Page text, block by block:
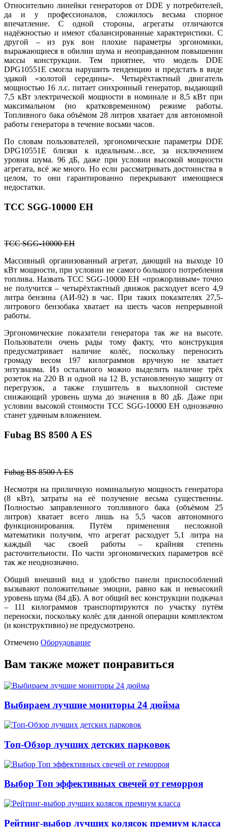
Относительно линейки генераторов от DDE у потребителей,
да и у профессионалов, сложилось весьма спорное
впечатление. С одной стороны, агрегаты отличаются
надёжностью и имеют сбалансированные характеристики. С
другой – из рук вон плохие параметры эргономики,
выражающиеся в обилии шума и неоправданном повышении
массы конструкции. Тем приятнее, что модель DDE
DPG10551E смогла нарушить тенденцию и предстать в виде
эдакой «золотой середины». Четырёхтактный двигатель
мощностью 16 л.с. питает синхронный генератор, выдающий
7,5 кВт электрической мощности в номинале и 8,5 кВт при
максимальном (но кратковременном) режиме работы.
Топливного бака объёмом 28 литров хватает для автономной
работы генератора в течение восьми часов.
По словам пользователей, эргономические параметры DDE
DPG10551E близки к идеальным…все, за исключением
уровня шума. 96 дБ, даже при условии высокой мощности
агрегата, всё же много. Но если рассматривать достоинства в
целом, то они гарантированно перекрывают имеющиеся
недостатки.
ТСС SGG-10000 EH
ТСС SGG-10000 EH
Массивный организованный агрегат, дающий на выходе 10
кВт мощности, при условии не самого большого потребления
топлива. Назвать ТСС SGG-10000 EH «прожорливым» точно
не получится – четырёхтактный движок расходует всего 4,9
литра бензина (АИ-92) в час. При таких показателях 27,5-
литрового бензобака хватает на шесть часов непрерывной
работы.
Эргономические показатели генератора так же на высоте.
Пользователи очень рады тому факту, что конструкция
предусматривает наличие колёс, поскольку переносить
громаду весом 197 килограммов вручную не хватает
энтузиазма. Из остального можно выделить наличие трёх
розеток на 220 В и одной на 12 В, установленную защиту от
перегрузок, а также глушитель в выхлопной системе
снижающий уровень шума до значения в 80 дБ. Даже при
условии высокой стоимости ТСС SGG-10000 EH однозначно
станет удачным вложением.
Fubag BS 8500 A ES
Fubag BS 8500 A ES
Несмотря на приличную номинальную мощность генератора
(8 кВт), затраты на её получение весьма существенны.
Полностью заправленного топливного бака (объёмом 25
литров) хватает всего лишь на 5,5 часов автономного
функционирования. Путём применения несложной
математики получим, что агрегат расходует 5,1 литра на
каждый час своей работы – крайняя степень
расточительности. По части эргономических параметров всё
так же неоднозначно.
Общий внешний вид и удобство панели приспособлений
вызывают положительные эмоции, равно как и невысокий
уровень шума (84 дБ). А вот общий вес конструкции подкачал
– 111 килограммов транспортируются по участку путём
переноски, поскольку колёс для данной операции комплектом
(и конструктивно) не предусмотрено.
Отмечено Оборудование
Вам также может понравиться
Выбираем лучшие мониторы 24 дюйма
Топ-Обзор лучших детских парковок
Выбор Топ эффективных свечей от геморроя
Рейтинг-выбор лучших колясок премиум класса